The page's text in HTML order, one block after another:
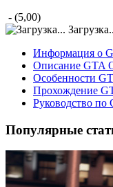
- (5,00)
Информация о
Описание GTA
Особенности
Прохождение
Руководство по
Популярные